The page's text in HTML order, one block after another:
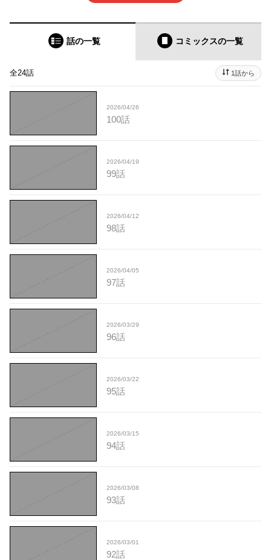
話の一覧 コミックスの一覧
全24話 1話から
2026/04/26
100話
2026/04/19
99話
2026/04/12
98話
2026/04/05
97話
2026/03/29
96話
2026/03/22
95話
2026/03/15
94話
2026/03/08
93話
2026/03/01
92話